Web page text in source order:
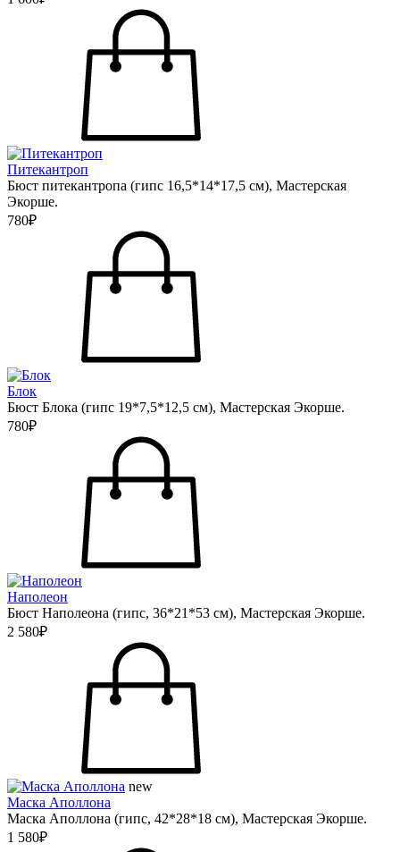
Питекантроп
Бюст питекантропа (гипс 16,5*14*17,5 см), Мастерская
Экорше.
780₽
Блок
Бюст Блока (гипс 19*7,5*12,5 см), Мастерская Экорше.
780₽
Наполеон
Бюст Наполеона (гипс, 36*21*53 см), Мастерская Экорше.
2 580₽
new
Маска Аполлона
Маска Аполлона (гипс, 42*28*18 см), Мастерская Экорше.
1 580₽